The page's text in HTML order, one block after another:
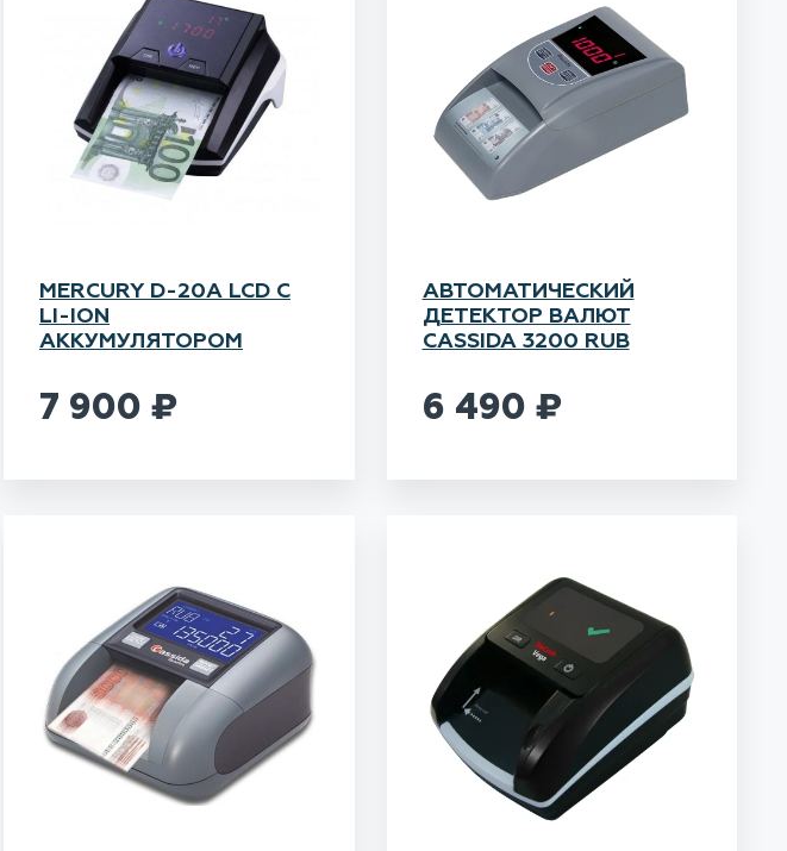
MERCURY D-20A LCD С
LI-ION
АККУМУЛЯТОРОМ
7 900 ₽
АВТОМАТИЧЕСКИЙ
ДЕТЕКТОР ВАЛЮТ
CASSIDA 3200 RUB
6 490 ₽